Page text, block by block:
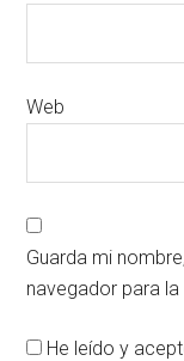
Web
Guarda mi
navegador para
He leído y